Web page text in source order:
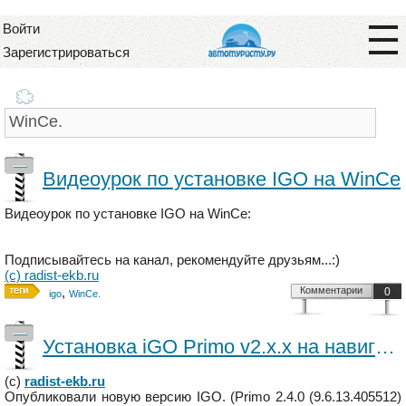
Войти
Зарегистрироваться
—
Видеоурок по установке IGO на WinCe
Видеоурок по установке IGO на WinCe:
Подписывайтесь на канал, рекомендуйте друзьям...:)
(с) radist-ekb.ru
igo, WinCe. 0
Комментарии
—
Установка iGO Primo v2.x.x на навигатор
(с) radist-ekb.ru
Опубликовали новую версию IGO. (Primo 2.4.0 (9.6.13.405512)